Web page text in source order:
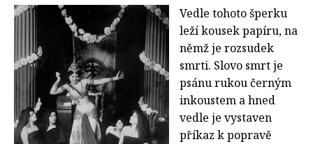
Vedle tohoto šperku
leží kousek papíru, na
němž je rozsudek
smrti. Slovo smrt je
psánu rukou černým
inkoustem a hned
vedle je vystaven
příkaz k popravě